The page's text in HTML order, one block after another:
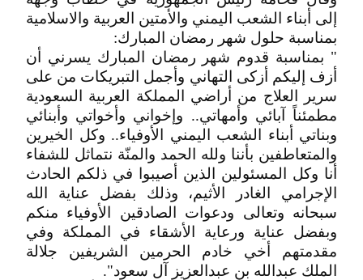
إلى أبناء الشعب اليمني والأمتين العربية والاسلامية
بمناسبة حلول شهر رمضان المبارك:
" بمناسبة قدوم شهر رمضان المبارك يسرني أن
أزف إليكم أزكى التهاني وأجمل التبريكات من على
سرير العلاج من أراضي المملكة العربية السعودية
مطمئناً آبائي وأمهاتي.. وإخواني وأخواتي وأبنائي
وبناتي أبناء الشعب اليمني الأوفياء.. وكل الخيرين
والمتعاطفين بأننا ولله الحمد والمنّة نتماثل للشفاء
أنا وكل المسئولين الذين أصيبوا في ذلكم الحادث
الإجرامي الغادر الأثيم، وذلك بفضل عناية الله
سبحانه وتعالى ودعوات الصادقين الأوفياء منكم
وبفضل عناية ورعاية الأشقاء في المملكة وفي
مقدمتهم أخي خادم الحرمين الشريفين جلالة
الملك عبدالله بن عبدالعزيز آل سعود".